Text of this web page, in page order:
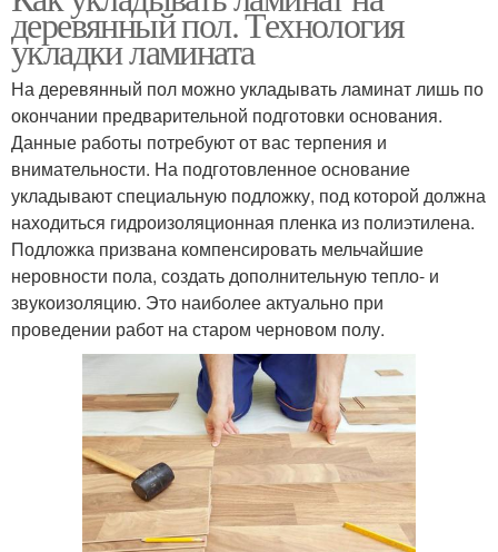
деревянный пол. Технология
укладки ламината
На деревянный пол можно укладывать ламинат лишь по
окончании предварительной подготовки основания.
Данные работы потребуют от вас терпения и
внимательности. На подготовленное основание
укладывают специальную подложку, под которой должна
находиться гидроизоляционная пленка из полиэтилена.
Подложка призвана компенсировать мельчайшие
неровности пола, создать дополнительную тепло- и
звукоизоляцию. Это наиболее актуально при
проведении работ на старом черновом полу.